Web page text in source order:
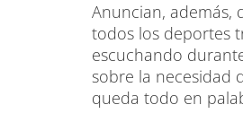
Anuncian, además,
todos los deportes
escuchando
sobre la necesidad
queda todo en